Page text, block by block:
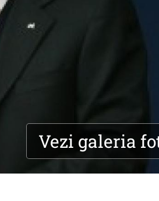
Vezi galeria